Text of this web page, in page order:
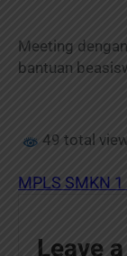
Meeting
bantuan
49 total
MPLS SMKN
Leave